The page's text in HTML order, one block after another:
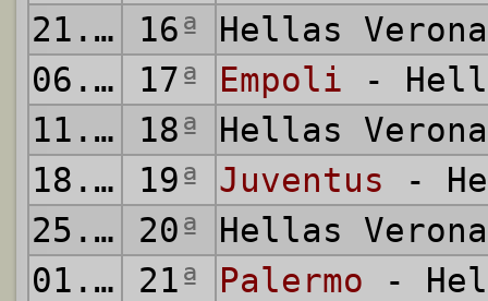
21.12.2014
16ª
Hellas
06.01.2015
17ª Empoli -
11.01.2015
18ª
Hellas
18.01.2015
19ª Juventus -
25.01.2015
20ª
Hellas
01.02.2015
21ª Palermo -